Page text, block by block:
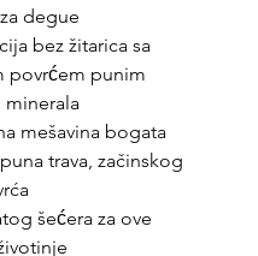
degue
bez žitarica sa
povrćem punim
minerala
mešavina bogata
trava, začinskog
šećera za ove